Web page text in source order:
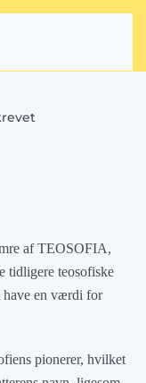
af TEOSOFIA,
tidligere teosofiske
have en værdi for
pionerer, hvilket